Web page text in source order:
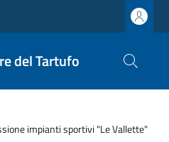
del Tartufo
impianti sportivi "Le Vallette"